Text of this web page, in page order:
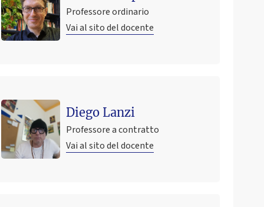
Professore ordinario
Vai al sito del docente
Diego Lanzi
Professore a contratto
Vai al sito del docente